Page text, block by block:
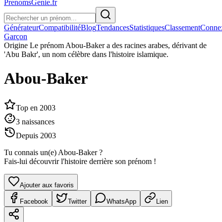
PrenomsGenie.fr
GénérateurCompatibilitéBlogTendancesStatistiquesClassement
Garçon
Origine Le prénom Abou-Baker a des racines arabes, dérivant de
'Abu Bakr', un nom célèbre dans l'histoire islamique.
Abou-Baker
Top en 2003
3 naissances
Depuis 2003
Tu connais un(e) Abou-Baker?
Fais-lui découvrir l'histoire derrière son prénom !
Ajouter aux favoris
Facebook Twitter WhatsApp Lien